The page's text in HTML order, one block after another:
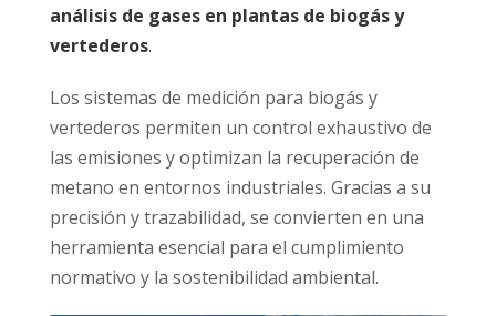
análisis de gases en plantas de biogás y
vertederos.
Los sistemas de medición para biogás y
vertederos permiten un control exhaustivo de
las emisiones y optimizan la recuperación de
metano en entornos industriales. Gracias a su
precisión y trazabilidad, se convierten en una
herramienta esencial para el cumplimiento
normativo y la sostenibilidad ambiental.